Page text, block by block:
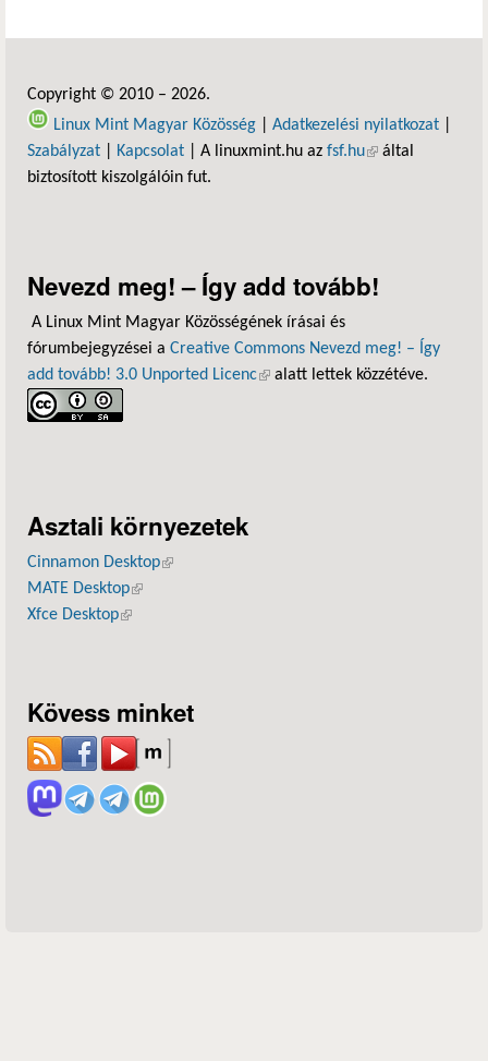
Copyright © 2010 – 2026.
Linux Mint Magyar Közösség
Adatkezelési nyilatkozat
Szabályzat
Kapcsolat | A linuxmint.hu az fsf.hu(külső hivatkozás)
által
biztosított kiszolgálóin fut.
Nevezd meg! – Így add tovább!
A Linux Mint Magyar Közösségének írásai és
fórumbejegyzései a Creative Commons Nevezd meg! – Így
add tovább! 3.0 Unported Licenc(külső hivatkozás)
alatt lettek közzétéve.
Asztali környezetek
Cinnamon Desktop(külső hivatkozás)
MATE Desktop(külső hivatkozás)
Xfce Desktop(külső hivatkozás)
Kövess minket